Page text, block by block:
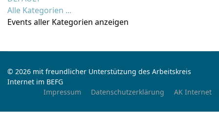
Alle Kategorien ...
Events aller Kategorien anzeigen
© 2026 mit freundlicher Unterstützung des Arbeitskreis
Internet im BEFG
Impressum
Datenschutzerklärung AK Internet